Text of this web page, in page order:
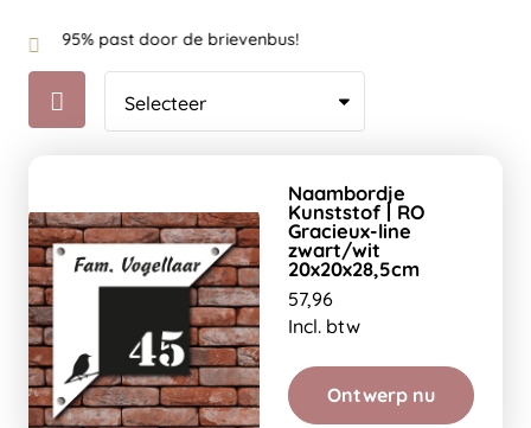
95% past door de brievenbus!
Naambordje
Kunststof | RO
Gracieux-line
zwart/wit
20x20x28,5cm
57,96
Incl. btw
Ontwerp nu